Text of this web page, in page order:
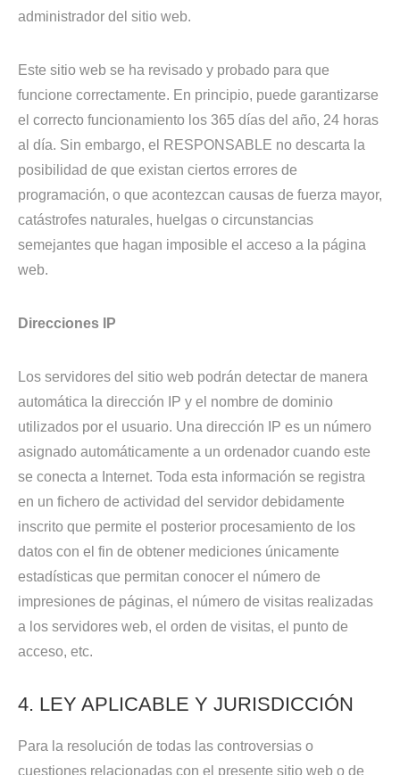
administrador del sitio web.
Este sitio web se ha revisado y probado para que
funcione correctamente. En principio, puede garantizarse
el correcto funcionamiento los 365 días del año, 24 horas
al día. Sin embargo, el RESPONSABLE no descarta la
posibilidad de que existan ciertos errores de
programación, o que acontezcan causas de fuerza mayor,
catástrofes naturales, huelgas o circunstancias
semejantes que hagan imposible el acceso a la página
web.
Direcciones IP
Los servidores del sitio web podrán detectar de manera
automática la dirección IP y el nombre de dominio
utilizados por el usuario. Una dirección IP es un número
asignado automáticamente a un ordenador cuando este
se conecta a Internet. Toda esta información se registra
en un fichero de actividad del servidor debidamente
inscrito que permite el posterior procesamiento de los
datos con el fin de obtener mediciones únicamente
estadísticas que permitan conocer el número de
impresiones de páginas, el número de visitas realizadas
a los servidores web, el orden de visitas, el punto de
acceso, etc.
4. LEY APLICABLE Y JURISDICCIÓN
Para la resolución de todas las controversias o
cuestiones relacionadas con el presente sitio web o de